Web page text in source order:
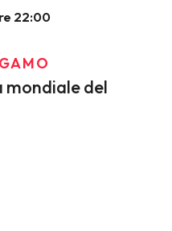
22:00
mondiale del